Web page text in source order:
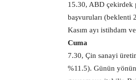
15.30, ABD çekirdek
başvuruları (beklenti
Kasım ayı istihdam
Cuma
7.30, Çin sanayi
%11.5). Günün